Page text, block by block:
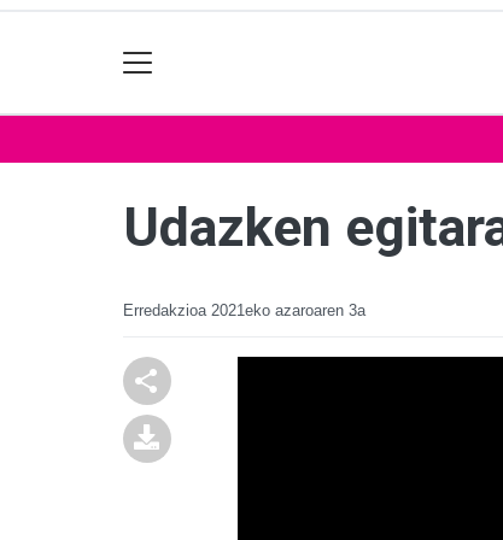
Udazken
Erredakzioa 2021eko azaroaren 3a